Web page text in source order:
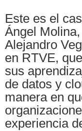
Este es el
Ángel
Alejandro
en RTVE,
sus
de datos y
manera en
experiencia